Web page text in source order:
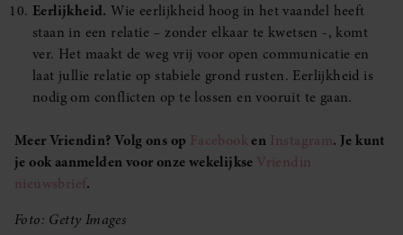
Eerlijkheid. Wie eerlijkheid hoog in het vaandel heeft
staan in een relatie – zonder elkaar te kwetsen -, komt
ver. Het maakt de weg vrij voor open communicatie en
laat jullie relatie op stabiele grond rusten. Eerlijkheid is
nodig om conflicten op te lossen en vooruit te gaan.
Meer Vriendin? Volg ons op Facebooken Instagram. Je kunt
je ook aanmelden voor onze wekelijkse Vriendin
nieuwsbrief.
Foto: Getty Images